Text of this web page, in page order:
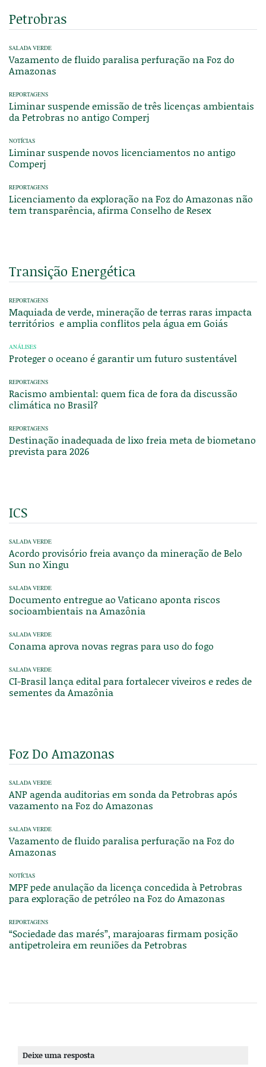
Petrobras
SALADA VERDE
Vazamento de fluido paralisa perfuração na Foz do
Amazonas
REPORTAGENS
Liminar suspende emissão de três licenças ambientais
da Petrobras no antigo Comperj
NOTÍCIAS
Liminar suspende novos licenciamentos no antigo
Comperj
REPORTAGENS
Licenciamento da exploração na Foz do Amazonas não
tem transparência, afirma Conselho de Resex
Transição Energética
REPORTAGENS
Maquiada de verde, mineração de terras raras impacta
territórios e amplia conflitos pela água em Goiás
ANÁLISES
Proteger o oceano é garantir um futuro sustentável
REPORTAGENS
Racismo ambiental: quem fica de fora da discussão
climática no Brasil?
REPORTAGENS
Destinação inadequada de lixo freia meta de biometano
prevista para 2026
ICS
SALADA VERDE
Acordo provisório freia avanço da mineração de Belo
Sun no Xingu
SALADA VERDE
Documento entregue ao Vaticano aponta riscos
socioambientais na Amazônia
SALADA VERDE
Conama aprova novas regras para uso do fogo
SALADA VERDE
CI-Brasil lança edital para fortalecer viveiros e redes de
sementes da Amazônia
Foz Do Amazonas
SALADA VERDE
ANP agenda auditorias em sonda da Petrobras após
vazamento na Foz do Amazonas
SALADA VERDE
Vazamento de fluido paralisa perfuração na Foz do
Amazonas
NOTÍCIAS
MPF pede anulação da licença concedida à Petrobras
para exploração de petróleo na Foz do Amazonas
REPORTAGENS
“Sociedade das marés”, marajoaras firmam posição
antipetroleira em reuniões da Petrobras
Deixe uma resposta